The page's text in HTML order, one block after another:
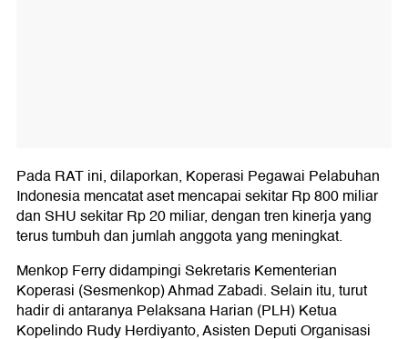
Pada RAT ini, dilaporkan, Koperasi Pegawai Pelabuhan
Indonesia mencatat aset mencapai sekitar Rp 800 miliar
dan SHU sekitar Rp 20 miliar, dengan tren kinerja yang
terus tumbuh dan jumlah anggota yang meningkat.
Menkop Ferry didampingi Sekretaris Kementerian
Koperasi (Sesmenkop) Ahmad Zabadi. Selain itu, turut
hadir di antaranya Pelaksana Harian (PLH) Ketua
Kopelindo Rudy Herdiyanto, Asisten Deputi Organisasi